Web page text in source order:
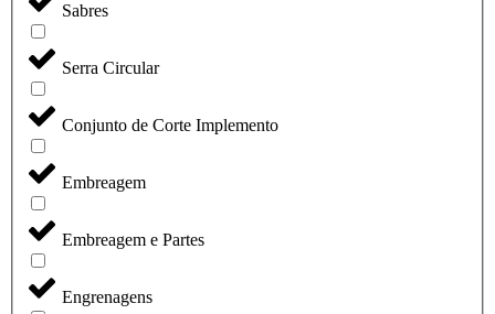
Sabres
Serra Circular
Conjunto de Corte Implemento
Embreagem
Embreagem e Partes
Engrenagens